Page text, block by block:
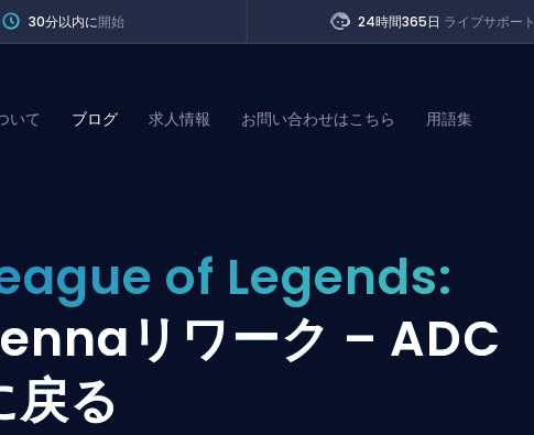
30分以内に開始 24時間365日 ライブサポート
いて ブログ 求人情報 お問い合わせはこちら 用語集
of Legends:
リワーク – ADC
戻る